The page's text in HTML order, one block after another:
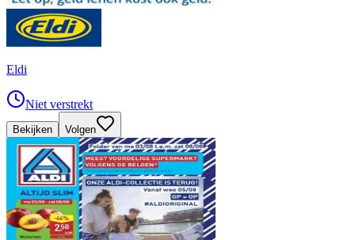
Eldi
Niet verstrekt
Bekijken Volgen